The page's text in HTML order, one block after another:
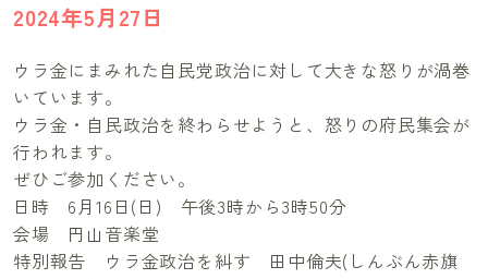
2024年5月27日
ウラ金にまみれた自民党政治に対して大きな怒りが渦巻
いています。
ウラ金・自民政治を終わらせようと、怒りの府民集会が
行われます。
ぜひご参加ください。
日時 6月16日(日) 午後3時から3時50分
会場 円山音楽堂
特別報告 ウラ金政治を糾す 田中倫夫(しんぶん赤旗